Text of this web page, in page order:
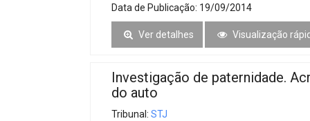
Data de Publicação: 19/09/2014
Ver detalhes Visualização
Investigação de paternidade.
do auto
Tribunal: STJ